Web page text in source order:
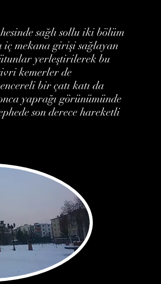
sağlı sollu iki bölüm
iç mekana girişi sağlayan
yerleştirilerek bu
kemerler de
bir çatı katı da
yaprağı görünümünde
son derece hareketli